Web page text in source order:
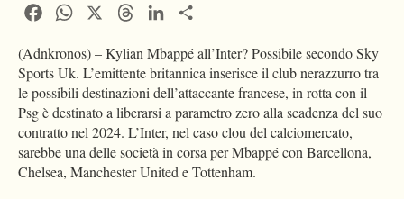
FacebookWhatsApp ThreadsLinkedIn
(Adnkronos) – Kylian Mbappé all’Inter? Possibile secondo Sky
Sports Uk. L’emittente britannica inserisce il club nerazzurro tra
le possibili destinazioni dell’attaccante francese, in rotta con il
Psg è destinato a liberarsi a parametro zero alla scadenza del suo
contratto nel 2024. L’Inter, nel caso clou del calciomercato,
sarebbe una delle società in corsa per Mbappé con Barcellona,
Chelsea, Manchester United e Tottenham.